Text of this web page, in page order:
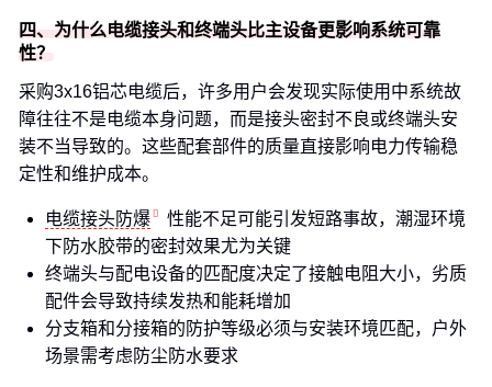
四、为什么电缆接头和终端头比主设备更影响系统可靠
性？
采购3x16铝芯电缆后，许多用户会发现实际使用中系统故
障往往不是电缆本身问题，而是接头密封不良或终端头安
装不当导致的。这些配套部件的质量直接影响电力传输稳
定性和维护成本。
电缆接头防爆
性能不足可能引发短路事故，潮湿环境
下防水胶带的密封效果尤为关键
终端头与配电设备的匹配度决定了接触电阻大小，劣质
配件会导致持续发热和能耗增加
分支箱和分接箱的防护等级必须与安装环境匹配，户外
场景需考虑防尘防水要求